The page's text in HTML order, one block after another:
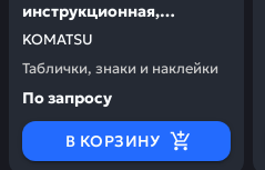
KOMATSU
инструкционная,
французская KOMATSU
09637-30762
Таблички, знаки и наклейки
По запросу
В КОРЗИНУ